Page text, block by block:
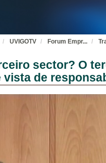
UVIGOTV Forum Empr...
sector? O
de